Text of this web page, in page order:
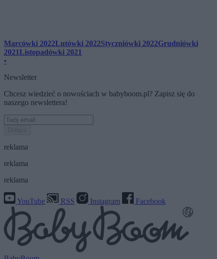
Marcówki 2022Lutówki 2022Styczniówki 2022Grudniówki
2021Listopadówki 2021
•
Newsletter
Chcesz wiedzieć o nowościach w babyboom.pl? Zapisz się do
naszego newslettera!
reklama
reklama
reklama
YouTube RSS Instagram Facebook